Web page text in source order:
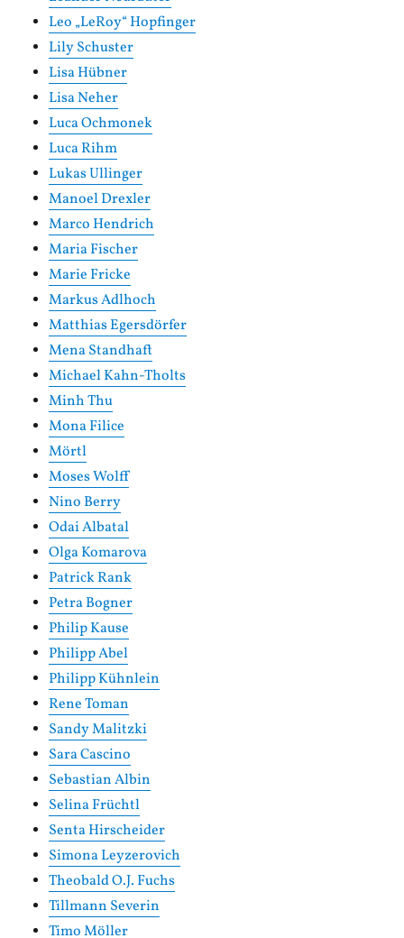
Leo „LeRoy“ Hopfinger
Lily Schuster
Lisa Hübner
Lisa Neher
Luca Ochmonek
Luca Rihm
Lukas Ullinger
Manoel Drexler
Marco Hendrich
Maria Fischer
Marie Fricke
Markus Adlhoch
Matthias Egersdörfer
Mena Standhaft
Michael Kahn-Tholts
Minh Thu
Mona Filice
Mörtl
Moses Wolff
Nino Berry
Odai Albatal
Olga Komarova
Patrick Rank
Petra Bogner
Philip Kause
Philipp Abel
Philipp Kühnlein
Rene Toman
Sandy Malitzki
Sara Cascino
Sebastian Albin
Selina Früchtl
Senta Hirscheider
Simona Leyzerovich
Theobald O.J. Fuchs
Tillmann Severin
Timo Möller